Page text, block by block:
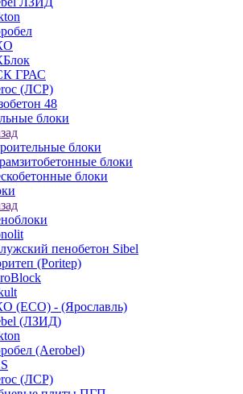
ГРАС
(ЛСР)
48
блоки
блоки
блоки
блоки
пенобетон Sibel
(Poritep)
(ECO) - (Ярославль)
(ЛЗИД)
(Aerobel)
(ЛСР)